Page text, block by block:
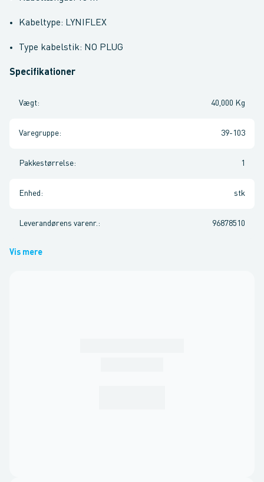
Kabeltype: LYNIFLEX
Type kabelstik: NO PLUG
Specifikationer
Vægt: 40,000 Kg
Varegruppe: 39-103
Pakkestørrelse: 1
Enhed : stk
Leverandørens varenr. : 96878510
Vis mere